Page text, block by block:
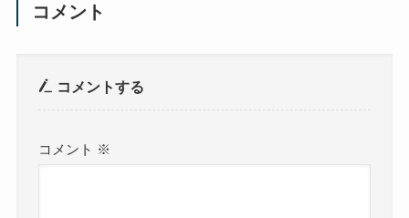
コメント
コメントする
コメント ※